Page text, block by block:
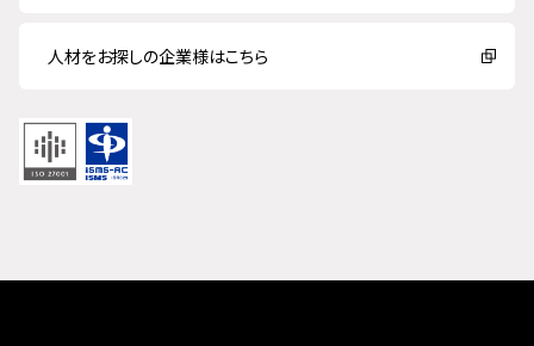
人材をお探しの企業様はこちら